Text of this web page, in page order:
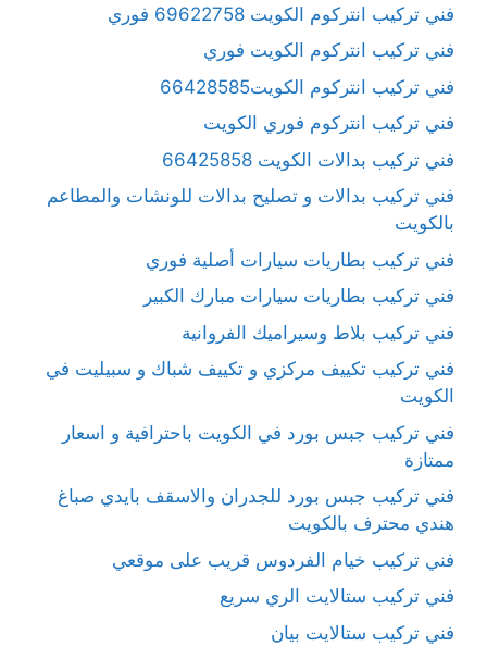
فني تركيب انتركوم الكويت 69622758 فوري
فني تركيب انتركوم الكويت فوري
فني تركيب انتركوم الكويت66428585
فني تركيب انتركوم فوري الكويت
فني تركيب بدالات الكويت 66425858
فني تركيب بدالات و تصليح بدالات للونشات والمطاعم
بالكويت
فني تركيب بطاريات سيارات أصلية فوري
فني تركيب بطاريات سيارات مبارك الكبير
فني تركيب بلاط وسيراميك الفروانية
فني تركيب تكييف مركزي و تكييف شباك و سبيليت في
الكويت
فني تركيب جبس بورد في الكويت باحترافية و اسعار
ممتازة
فني تركيب جبس بورد للجدران والاسقف بايدي صباغ
هندي محترف بالكويت
فني تركيب خيام الفردوس قريب على موقعي
فني تركيب ستالايت الري سريع
فني تركيب ستالايت بيان